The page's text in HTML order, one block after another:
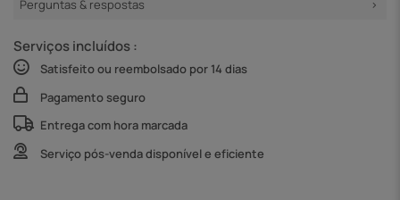
Perguntas & respostas
Serviços incluídos :
Satisfeito ou reembolsado por 14 dias
Pagamento seguro
Entrega com hora marcada
Serviço pós-venda disponível e eficiente